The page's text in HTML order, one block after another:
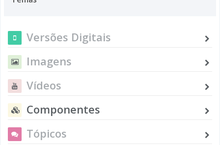
Versões Digitais
Imagens
Vídeos
Componentes
Tópicos